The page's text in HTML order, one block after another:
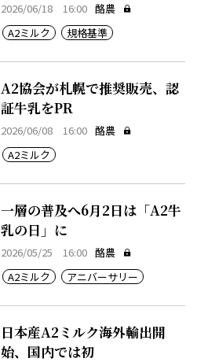
2026/06/18 16:00 酪農
A2ミルク
規格基準
A2協会が札幌で推奨販売、認
証牛乳をPR
2026/06/08 16:00 酪農
A2ミルク
一層の普及へ6月2日は「A2牛
乳の日」に
2026/05/25 16:00 酪農
A2ミルク
アニバーサリー
日本産A2ミルク海外輸出開
始、国内では初